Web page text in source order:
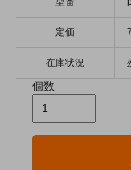
定価
在庫状況
個数